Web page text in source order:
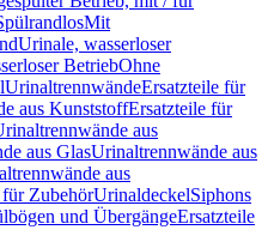
Mit
Urinale, wasserloser
BetriebOhne
UrinaltrennwändeErsatzteile für
aus KunststoffErsatzteile für
aus
aus GlasUrinaltrennwände aus
aus
ZubehörUrinaldeckelSiphons
und ÜbergängeErsatzteile